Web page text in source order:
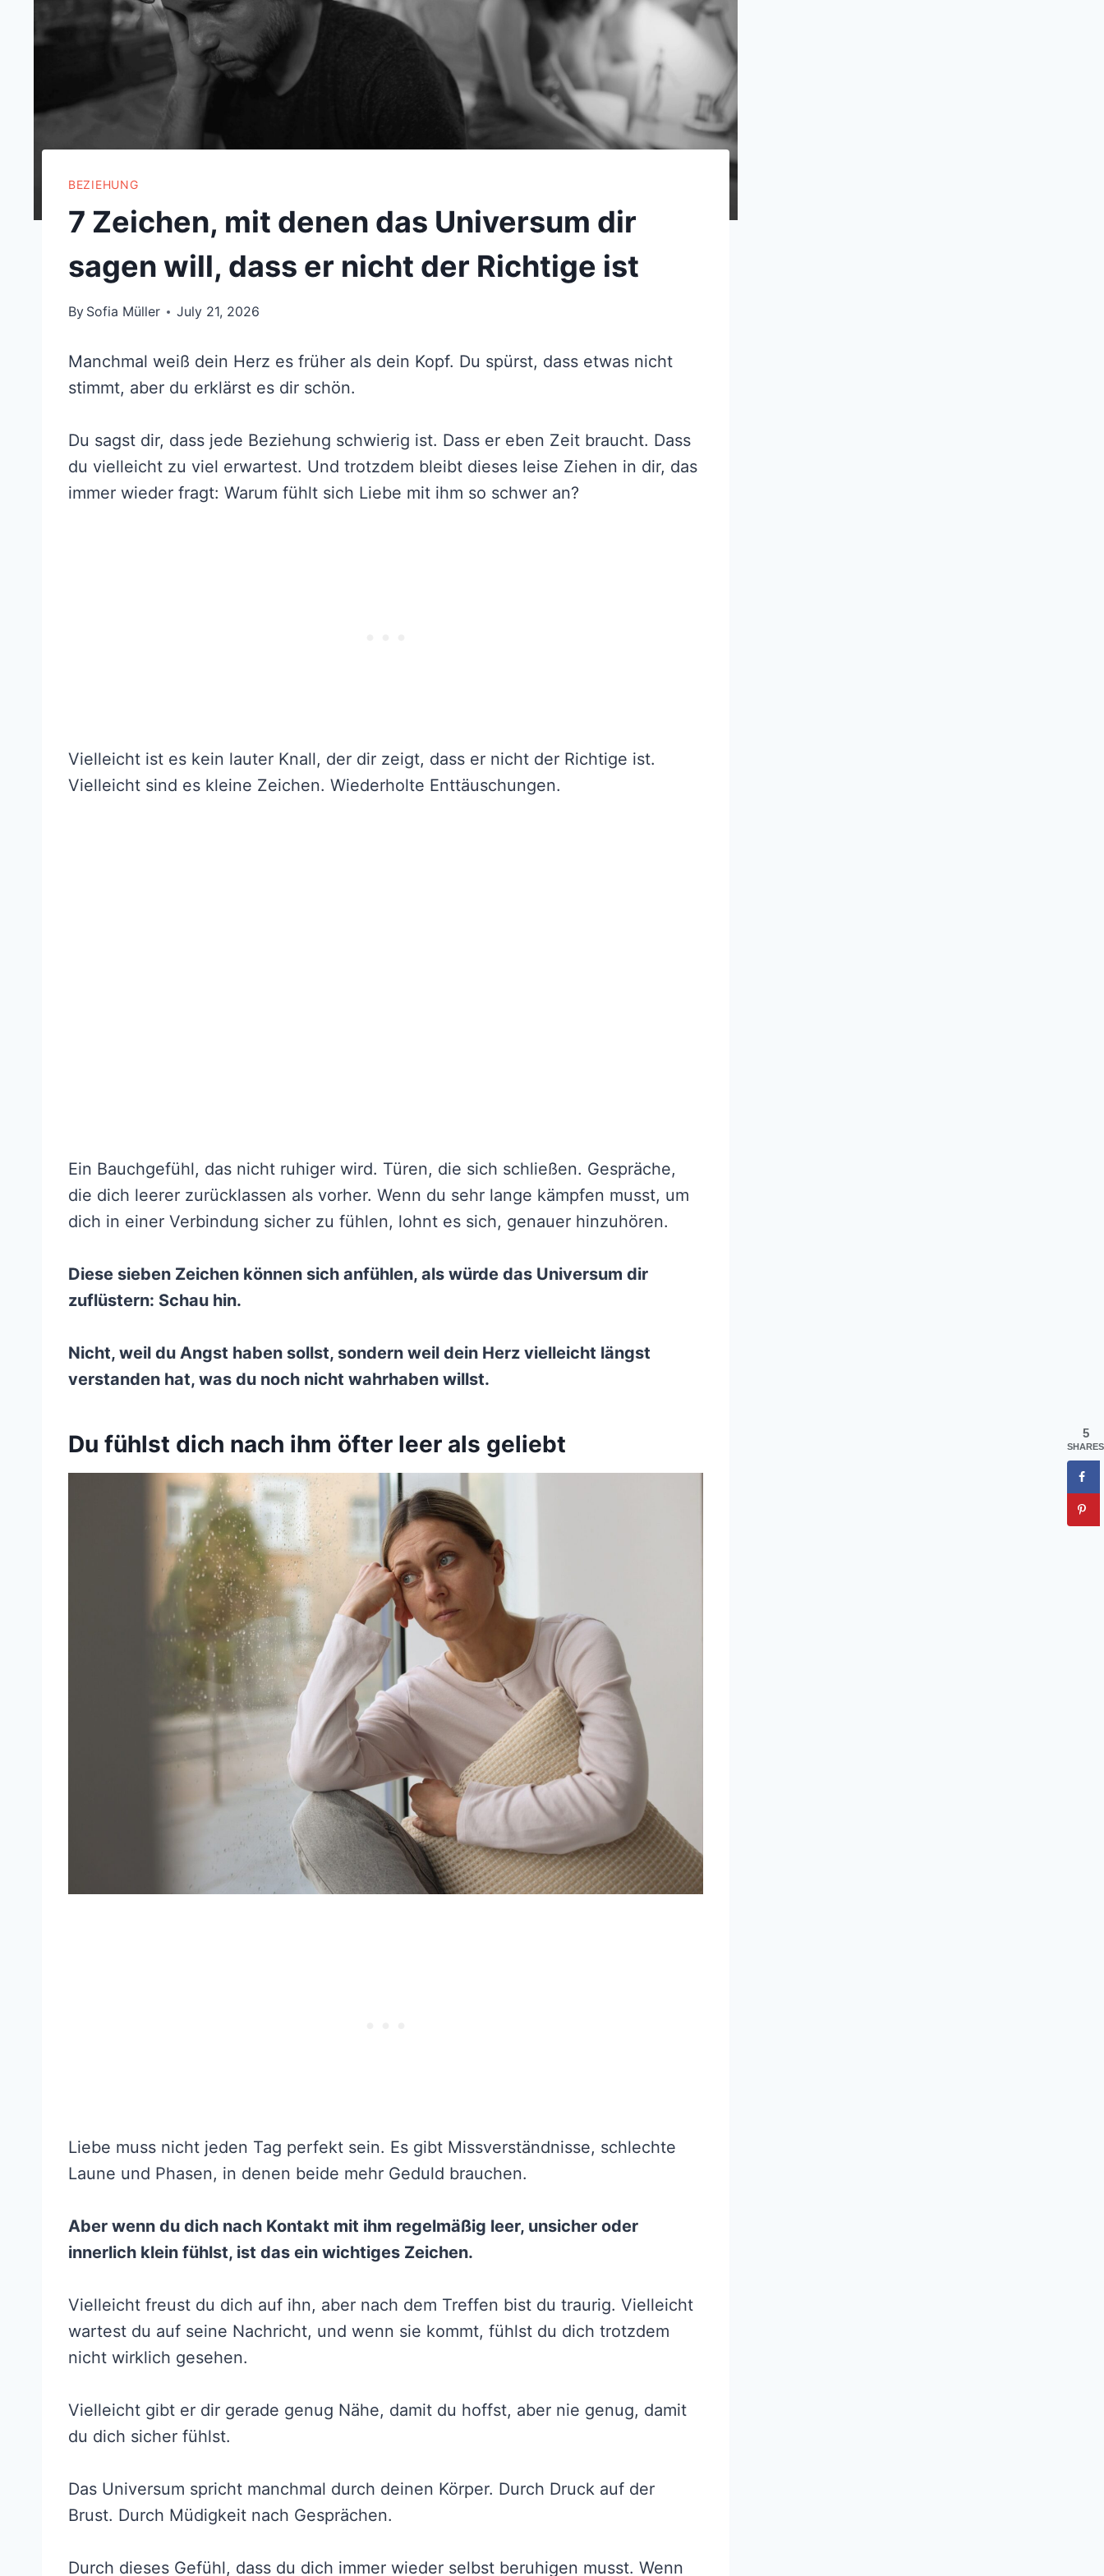
BEZIEHUNG
7 Zeichen, mit denen das Universum dir
sagen will, dass er nicht der Richtige ist
By Sofia Müller July 21, 2026
Manchmal weiß dein Herz es früher als dein Kopf. Du spürst, dass etwas nicht
stimmt, aber du erklärst es dir schön.
Du sagst dir, dass jede Beziehung schwierig ist. Dass er eben Zeit braucht. Dass
du vielleicht zu viel erwartest. Und trotzdem bleibt dieses leise Ziehen in dir, das
immer wieder fragt: Warum fühlt sich Liebe mit ihm so schwer an?
Vielleicht ist es kein lauter Knall, der dir zeigt, dass er nicht der Richtige ist.
Vielleicht sind es kleine Zeichen. Wiederholte Enttäuschungen.
Ein Bauchgefühl, das nicht ruhiger wird. Türen, die sich schließen. Gespräche,
die dich leerer zurücklassen als vorher. Wenn du sehr lange kämpfen musst, um
dich in einer Verbindung sicher zu fühlen, lohnt es sich, genauer hinzuhören.
Diese sieben Zeichen können sich anfühlen, als würde das Universum dir
zuflüstern: Schau hin.
Nicht, weil du Angst haben sollst, sondern weil dein Herz vielleicht längst
verstanden hat, was du noch nicht wahrhaben willst.
Du fühlst dich nach ihm öfter leer als geliebt
Liebe muss nicht jeden Tag perfekt sein. Es gibt Missverständnisse, schlechte
Laune und Phasen, in denen beide mehr Geduld brauchen.
Aber wenn du dich nach Kontakt mit ihm regelmäßig leer, unsicher oder
innerlich klein fühlst, ist das ein wichtiges Zeichen.
Vielleicht freust du dich auf ihn, aber nach dem Treffen bist du traurig. Vielleicht
wartest du auf seine Nachricht, und wenn sie kommt, fühlst du dich trotzdem
nicht wirklich gesehen.
Vielleicht gibt er dir gerade genug Nähe, damit du hoffst, aber nie genug, damit
du dich sicher fühlst.
Das Universum spricht manchmal durch deinen Körper. Durch Druck auf der
Brust. Durch Müdigkeit nach Gesprächen.
Durch dieses Gefühl, dass du dich immer wieder selbst beruhigen musst. Wenn
5
SHARES